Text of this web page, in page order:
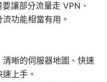
讓部分流量走 VPN、
功能相當有用。
晰的伺服器地圖、快速
上手。